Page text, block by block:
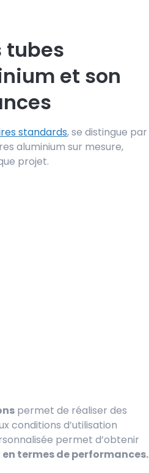
tubes
et son
standards, se distingue par
aluminium sur mesure,
projet.
permet de réaliser des
conditions d’utilisation
permet d’obtenir
termes de performances.